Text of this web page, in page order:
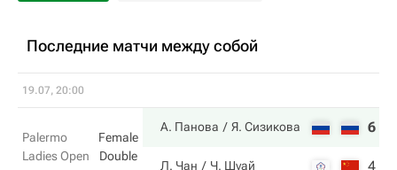
Последние матчи между собой
19.07, 20:00
Palermo
Ladies Open
Female
Double
А. Панова Я. Сизикова 6
Л. Чан Ч. Шуай 4